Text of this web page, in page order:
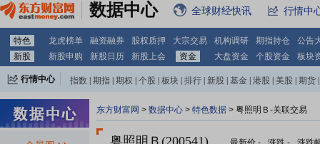
数据中心 全球财经快讯 行情中
特色 龙虎榜单 融资融券 股权质押 大宗交易 机构调研 期指持仓
公告
新股
新股申购 新股日历 新股上会 资金 大盘资金 个股资金 板块
行情中心 指数 期指 期权 个股 板块 排行 新股 基金 港股 美股 期货
东方财富网 > 数据中心 > 特色数据 > 粤照明Ｂ-关联交易
粤照明Ｂ(200541)